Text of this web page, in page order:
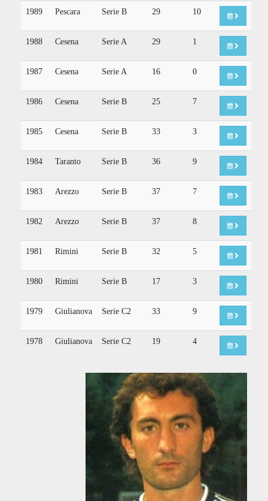
1989 Pescara Serie B 29 10
1988 Cesena Serie A 29 1
1987 Cesena Serie A 16 0
1986 Cesena Serie B 25 7
1985 Cesena Serie B 33 3
1984 Taranto Serie B 36 9
1983 Arezzo Serie B 37 7
1982 Arezzo Serie B 37 8
1981 Rimini Serie B 32 5
1980 Rimini Serie B 17 3
1979 Giulianova Serie C2 33 9
1978 Giulianova Serie C2 19 4